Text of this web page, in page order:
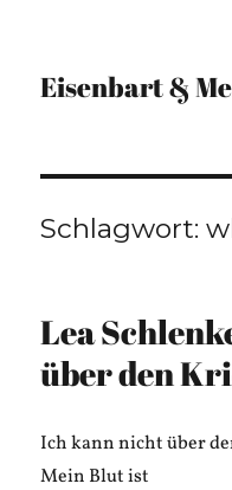
Eisenbart &
Schlagwort:
Lea
über den
Ich kann nicht über
Mein Blut ist